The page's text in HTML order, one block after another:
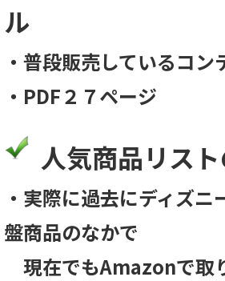
ル
・普段販売しているコン
・PDF２７ページ
人気商品リス
・実際に過去にディズニ
盤商品のなかで
現在でもAmazonで取